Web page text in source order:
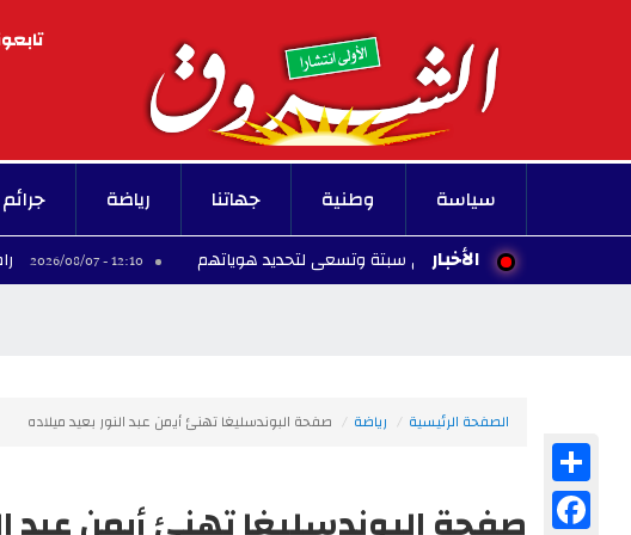
سياسة وطنية جهاتنا رياضة
الأخبار
جثامين مهاجري سبتة وتسعى لتحديد هوياتهم 12:10 - 2026/08/07 راضية
الصفحة الرئيسية رياضة صفحة البوندسليغا تهنئ أيمن عبد النور بعيد ميلاده
Facebook